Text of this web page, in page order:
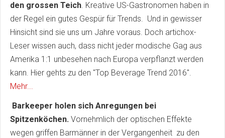
den grossen Teich. Kreative US-Gastronomen haben in
der Regel ein gutes Gespür für Trends. Und in gewisser
Hinsicht sind sie uns um Jahre voraus. Doch artichox-
Leser wissen auch, dass nicht jeder modische Gag aus
Amerika 1:1 unbesehen nach Europa verpflanzt werden
kann. Hier gehts zu den "Top Beverage Trend 2016".
Mehr...
Barkeeper holen sich Anregungen bei
Spitzenköchen. Vornehmlich der optischen Effekte
wegen griffen Barmänner in der Vergangenheit zu den